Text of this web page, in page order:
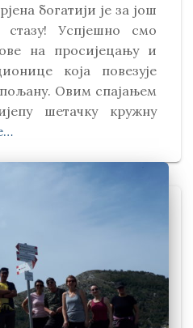
богатији је за још
стазу! Успјешно смо
на просијецању и
која повезује
Овим спајањем
шетачку кружну